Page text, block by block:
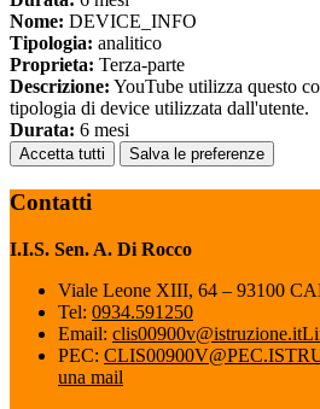
Nome: DEVICE_INFO
Tipologia: analitico
Proprieta: Terza-parte
Descrizione: YouTube utilizza questo
tipologia di device utilizzata dall'utente.
Durata: 6 mesi
Accetta tutti Salva le preferenze
Contatti
I.I.S. Sen. A. Di Rocco
Viale Leone XIII, 64 – 93100
Tel: 0934.591250
Email: clis00900v@istruzione.it
PEC:
una mail